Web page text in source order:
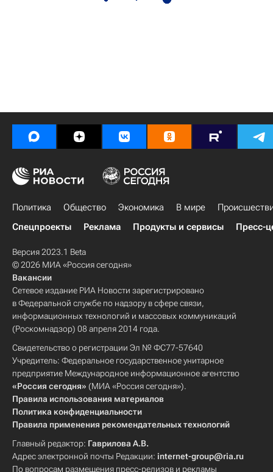
Политика Общество Экономика В мире
Спецпроекты
Реклама Продукты и сервисы Пресс-
Версия 2023.1 Beta
© 2026 МИА «Россия сегодня»
Вакансии
Сетевое издание РИА Новости зарегистрировано
в Федеральной службе по надзору в сфере связи,
информационных технологий и массовых коммуникаций
(Роскомнадзор) 08 апреля 2014 года.
Свидетельство о регистрации Эл № ФС77-57640
Учредитель: Федеральное государственное унитарное
предприятие Международное информационное агентство
«Россия сегодня» (МИА «Россия сегодня»).
Правила использования материалов
Политика конфиденциальности
Правила применения рекомендательных технологий
Главный редактор: Гаврилова А.В.
Адрес электронной почты Редакции: internet-group@ria.ru
По вопросам размещения пресс-релизов и рекламы